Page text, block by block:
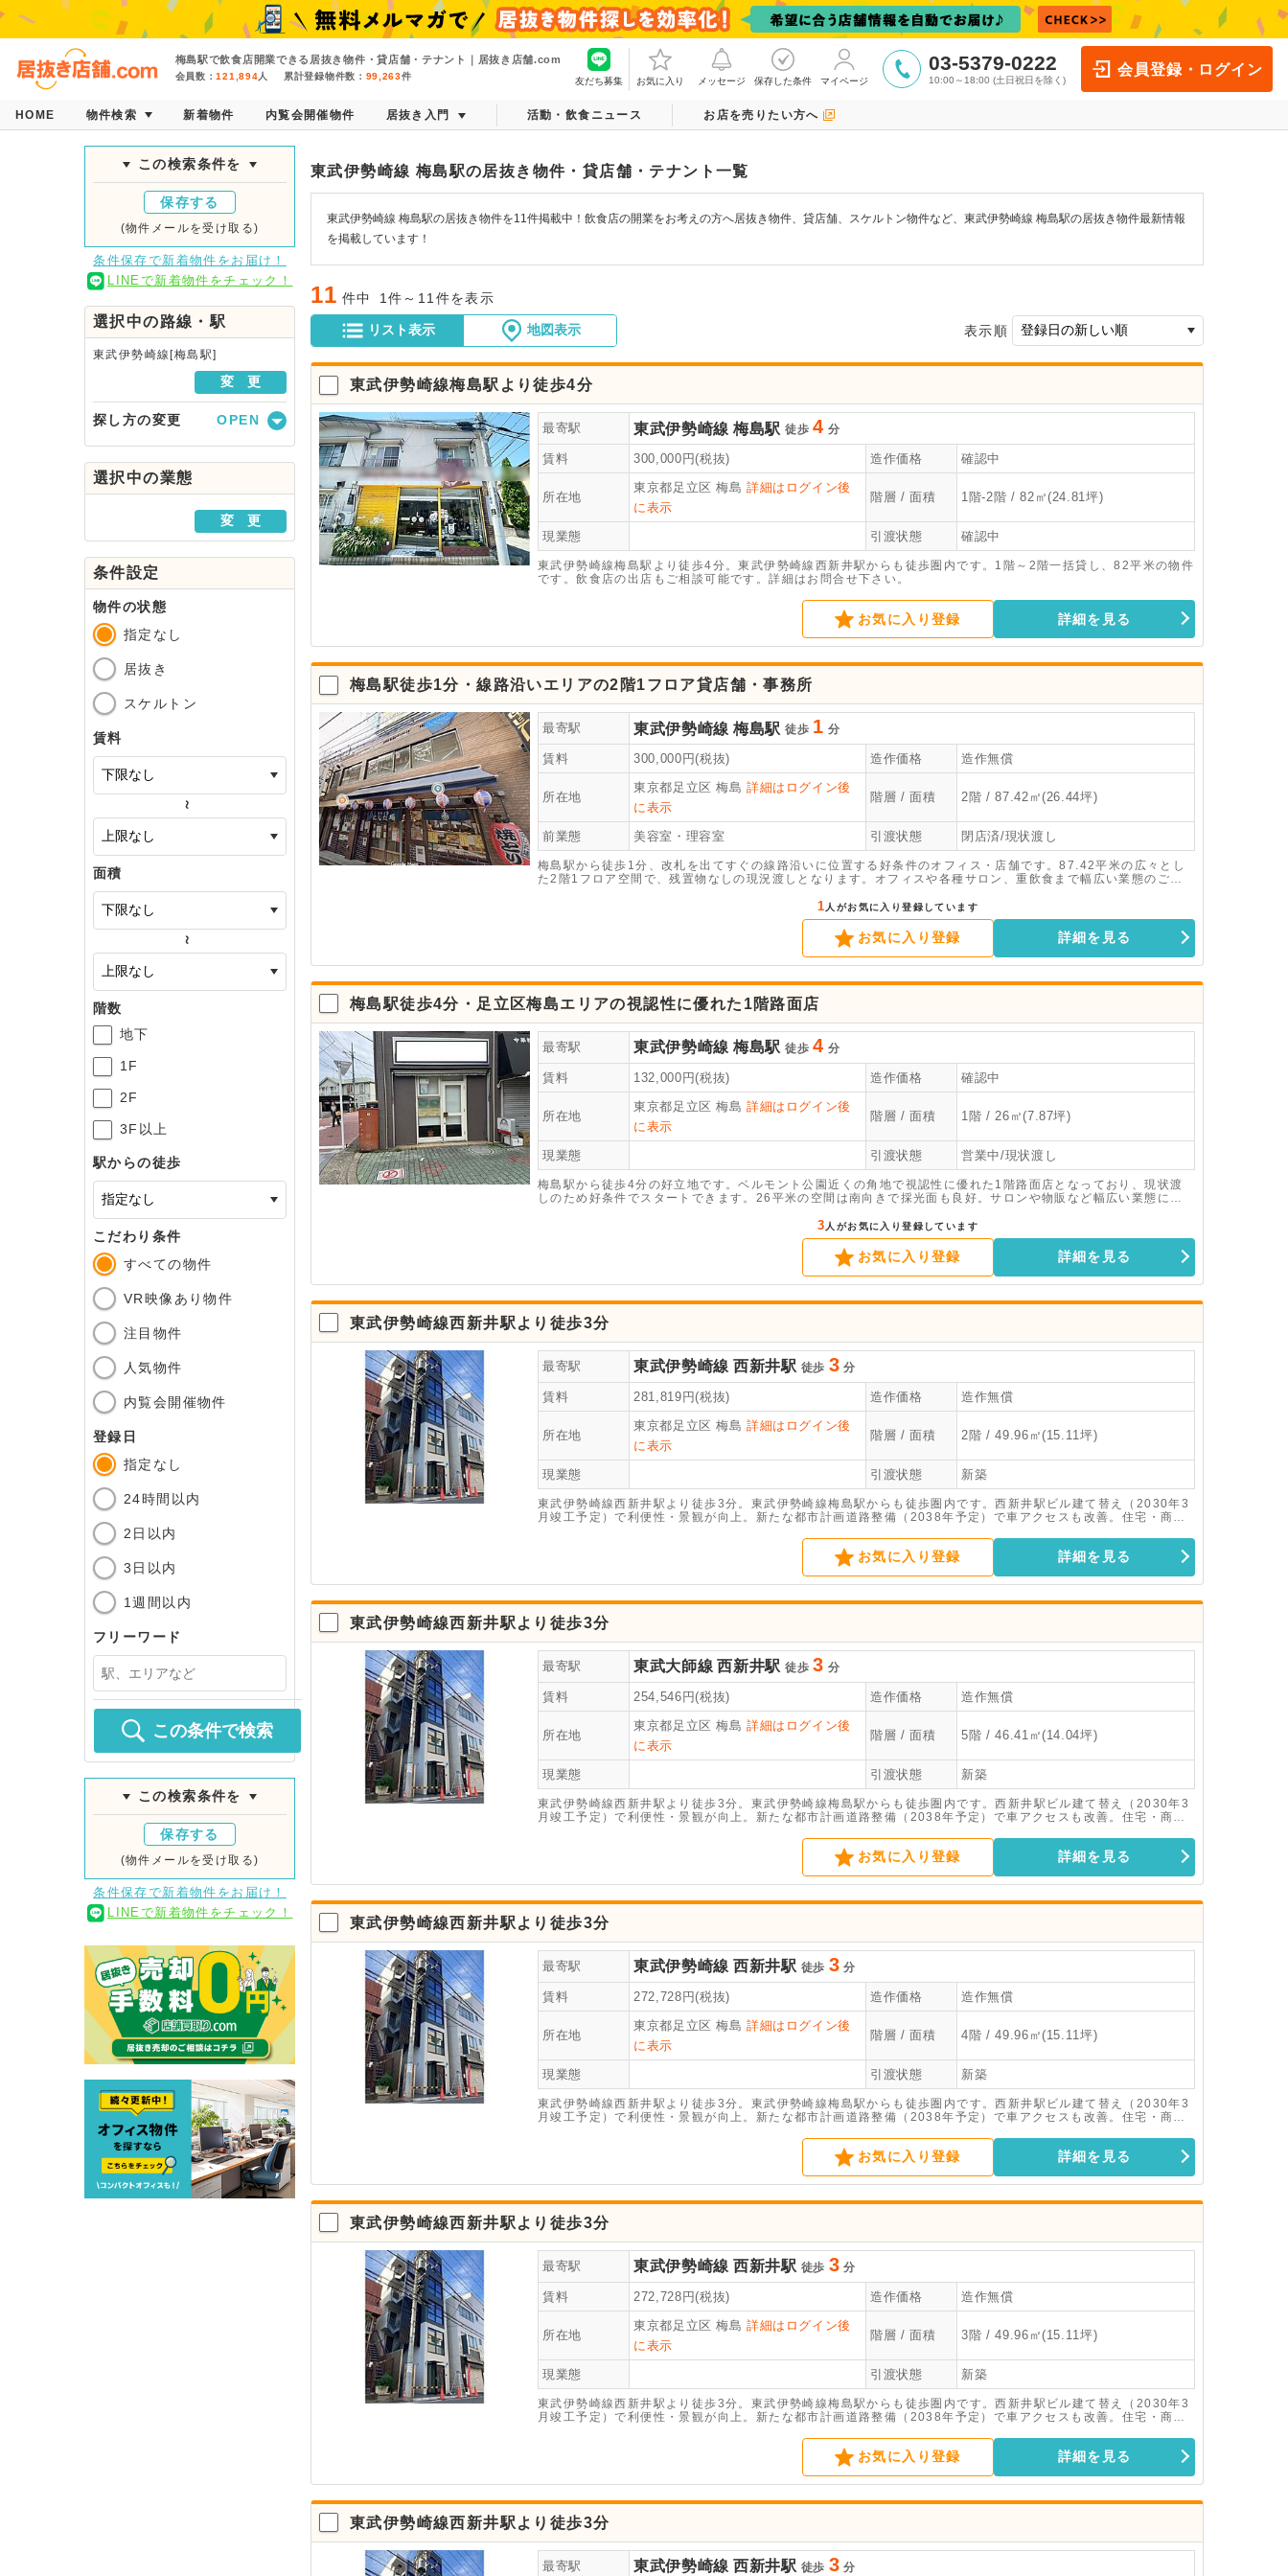
梅島駅で飲食店開業できる居抜き物件・貸店舗・テナント｜居抜き店舗.com
会員数：121,894人 累計登録物件数： 99,263件 友だち募集 お気に入り メッセージ 保存した条件 マイページ
03-5379-0222
10:00～18:00 (土日祝日を除く)
会員登録・ログイン
HOME 物件検索 新着物件 内覧会開催物件 居抜き入門 活動・飲食ニュース お店を売りたい方へ
この検索条件を
保存する
(物件メールを受け取る)
条件保存で新着物件をお届け！
LINEで新着物件をチェック！
選択中の路線・駅
東武伊勢崎線[梅島駅]
変 更
探し方の変更
駅・路線から探す
地域から探す
選択中の業態
変 更
条件設定
物件の状態
指定なし
居抜き
スケルトン
賃料
～
面積
～
階数
地下
1F
2F
3F以上
駅からの徒歩
こだわり条件
すべての物件
VR映像あり物件
注目物件
人気物件
内覧会開催物件
登録日
指定なし
24時間以内
2日以内
3日以内
1週間以内
フリーワード
この条件で検索
この検索条件を
保存する
(物件メールを受け取る)
条件保存で新着物件をお届け！
LINEで新着物件をチェック！
東武伊勢崎線 梅島駅の居抜き物件・貸店舗・テナント一覧
東武伊勢崎線 梅島駅の居抜き物件を11件掲載中！飲食店の開業をお考えの方へ居抜き物件、貸店舗、スケルトン物件など、東武伊勢崎線 梅島駅の居抜き物件最新情報
を掲載しています！
11 件中 1件～11件を表示
リスト表示 地図表示 表示順
東武伊勢崎線梅島駅より徒歩4分
最寄駅 東武伊勢崎線 梅島駅 徒歩 4 分
賃料 300,000 円(税抜) 造作価格 確認中
所在地
東京都足立区 梅島 詳細はログイン後
に表示
階層 / 面積 1階-2階 / 82㎡(24.81坪)
現業態 引渡状態 確認中
東武伊勢崎線梅島駅より徒歩4分。東武伊勢崎線西新井駅からも徒歩圏内です。1階～2階一括貸し、82平米の物件
です。飲食店の出店もご相談可能です。詳細はお問合せ下さい。
お気に入り登録 詳細を見る
梅島駅徒歩1分・線路沿いエリアの2階1フロア貸店舗・事務所
最寄駅 東武伊勢崎線 梅島駅 徒歩 1 分
賃料 300,000 円(税抜) 造作価格 造作無償
所在地
東京都足立区 梅島 詳細はログイン後
に表示
階層 / 面積 2階 / 87.42㎡(26.44坪)
前業態 美容室・理容室 引渡状態 閉店済/現状渡し
梅島駅から徒歩1分、改札を出てすぐの線路沿いに位置する好条件のオフィス・店舗です。87.42平米の広々とし
た2階1フロア空間で、残置物なしの現況渡しとなります。オフィスや各種サロン、重飲食まで幅広い業態のご相
1 人がお気に入り登録しています
お気に入り登録 詳細を見る
梅島駅徒歩4分・足立区梅島エリアの視認性に優れた1階路面店
最寄駅 東武伊勢崎線 梅島駅 徒歩 4 分
賃料 132,000 円(税抜) 造作価格 確認中
所在地
東京都足立区 梅島 詳細はログイン後
に表示
階層 / 面積 1階 / 26㎡(7.87坪)
現業態 引渡状態 営業中/現状渡し
梅島駅から徒歩4分の好立地です。ベルモント公園近くの角地で視認性に優れた1階路面店となっており、現状渡
しのため好条件でスタートできます。26平米の空間は南向きで採光面も良好。サロンや物販など幅広い業態にお
3 人がお気に入り登録しています
お気に入り登録 詳細を見る
東武伊勢崎線西新井駅より徒歩3分
最寄駅 東武伊勢崎線 西新井駅 徒歩 3 分
賃料 281,819 円(税抜) 造作価格 造作無償
所在地
東京都足立区 梅島 詳細はログイン後
に表示
階層 / 面積 2階 / 49.96㎡(15.11坪)
現業態 引渡状態 新築
東武伊勢崎線西新井駅より徒歩3分。東武伊勢崎線梅島駅からも徒歩圏内です。西新井駅ビル建て替え（2030年3
月竣工予定）で利便性・景観が向上。新たな都市計画道路整備（2038年予定）で車アクセスも改善。住宅・商
お気に入り登録 詳細を見る
東武伊勢崎線西新井駅より徒歩3分
最寄駅 東武大師線 西新井駅 徒歩 3 分
賃料 254,546 円(税抜) 造作価格 造作無償
所在地
東京都足立区 梅島 詳細はログイン後
に表示
階層 / 面積 5階 / 46.41㎡(14.04坪)
現業態 引渡状態 新築
東武伊勢崎線西新井駅より徒歩3分。東武伊勢崎線梅島駅からも徒歩圏内です。西新井駅ビル建て替え（2030年3
月竣工予定）で利便性・景観が向上。新たな都市計画道路整備（2038年予定）で車アクセスも改善。住宅・商
お気に入り登録 詳細を見る
東武伊勢崎線西新井駅より徒歩3分
最寄駅 東武伊勢崎線 西新井駅 徒歩 3 分
賃料 272,728 円(税抜) 造作価格 造作無償
所在地
東京都足立区 梅島 詳細はログイン後
に表示
階層 / 面積 4階 / 49.96㎡(15.11坪)
現業態 引渡状態 新築
東武伊勢崎線西新井駅より徒歩3分。東武伊勢崎線梅島駅からも徒歩圏内です。西新井駅ビル建て替え（2030年3
月竣工予定）で利便性・景観が向上。新たな都市計画道路整備（2038年予定）で車アクセスも改善。住宅・商
お気に入り登録 詳細を見る
東武伊勢崎線西新井駅より徒歩3分
最寄駅 東武伊勢崎線 西新井駅 徒歩 3 分
賃料 272,728 円(税抜) 造作価格 造作無償
所在地
東京都足立区 梅島 詳細はログイン後
に表示
階層 / 面積 3階 / 49.96㎡(15.11坪)
現業態 引渡状態 新築
東武伊勢崎線西新井駅より徒歩3分。東武伊勢崎線梅島駅からも徒歩圏内です。西新井駅ビル建て替え（2030年3
月竣工予定）で利便性・景観が向上。新たな都市計画道路整備（2038年予定）で車アクセスも改善。住宅・商
お気に入り登録 詳細を見る
東武伊勢崎線西新井駅より徒歩3分
最寄駅 東武伊勢崎線 西新井駅 徒歩 3 分